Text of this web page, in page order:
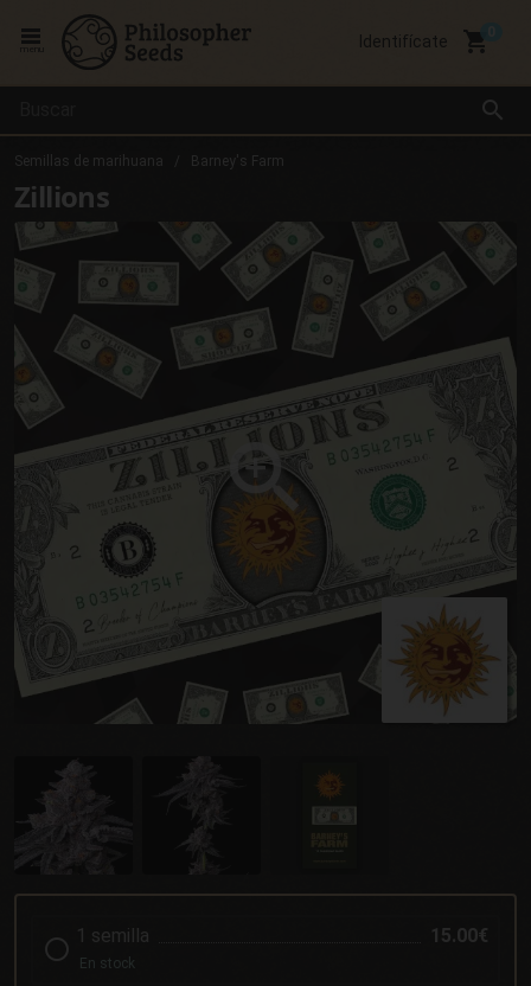
search
Identifícate local_grocery_store
Semillas de marihuana Barney's Farm
Zillions
1 semilla 15.00€
En stock